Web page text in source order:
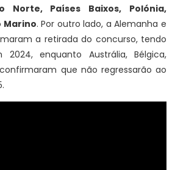
Norte, Países Baixos, Polónia,
Marino. Por outro lado, a Alemanha e
a retirada do concurso, tendo
2024, enquanto Austrália, Bélgica,
que não regressarão ao